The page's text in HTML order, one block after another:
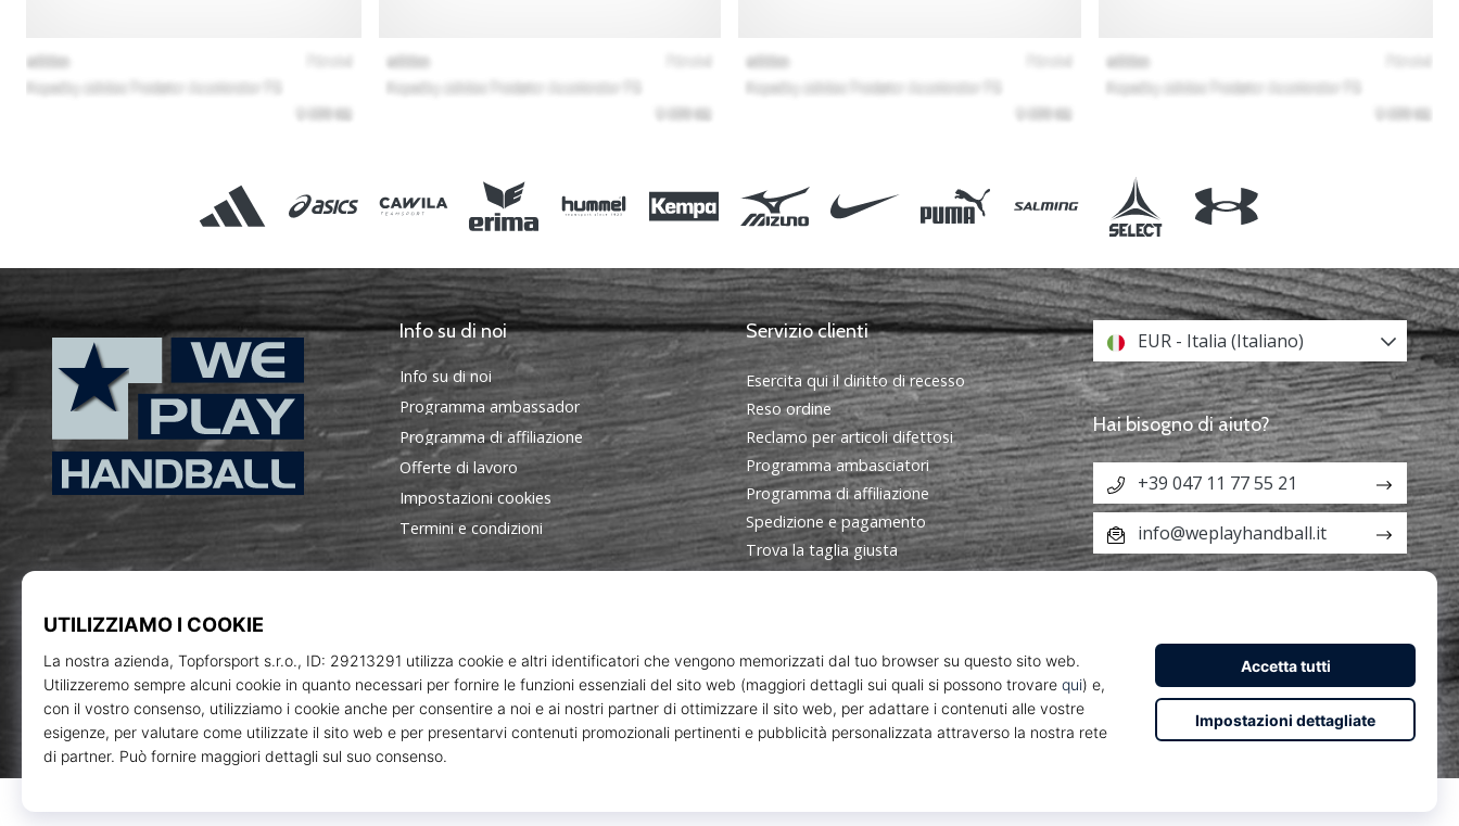
WePlayHandball.it
Info su di noi
Info su di noi
Programma ambassador
Programma di affiliazione
Offerte di lavoro
Impostazioni cookies
Termini e condizioni
Servizio clienti
Esercita qui il diritto di recesso
Reso ordine
Reclamo per articoli difettosi
Programma ambasciatori
Programma di affiliazione
Spedizione e pagamento
Trova la taglia giusta
EUR - Italia (Italiano)
Hai bisogno di aiuto?
+39 047 11 77 55 21
info@weplayhandball.it
Topforsport s. r. o., Dukelská třída 1666/106, Brno, 614 00 codice fiscale: CZ29213291